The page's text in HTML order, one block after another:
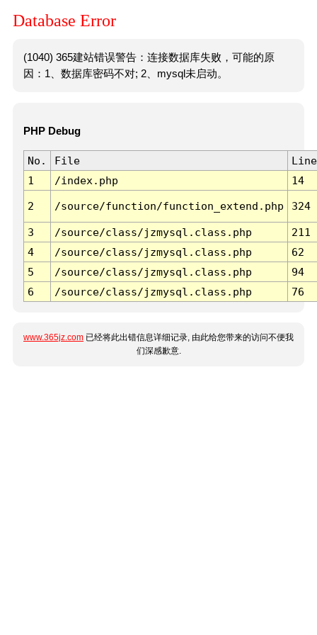
Database Error
(1040) 365建站错误警告：连接数据库失败，可能的原
因：1、数据库密码不对; 2、mysql未启动。
PHP Debug
No. File
Line
1
/index.php 14
2 /source/function/function_extend.php 324
3 /source/class/jzmysql.class.php
211
4
/source/class/jzmysql.class.php
62
5
/source/class/jzmysql.class.php
94
6
/source/class/jzmysql.class.php 76
www.365jz.com 已经将此出错信息详细记录, 由此给您带来的访问不便我
们深感歉意.